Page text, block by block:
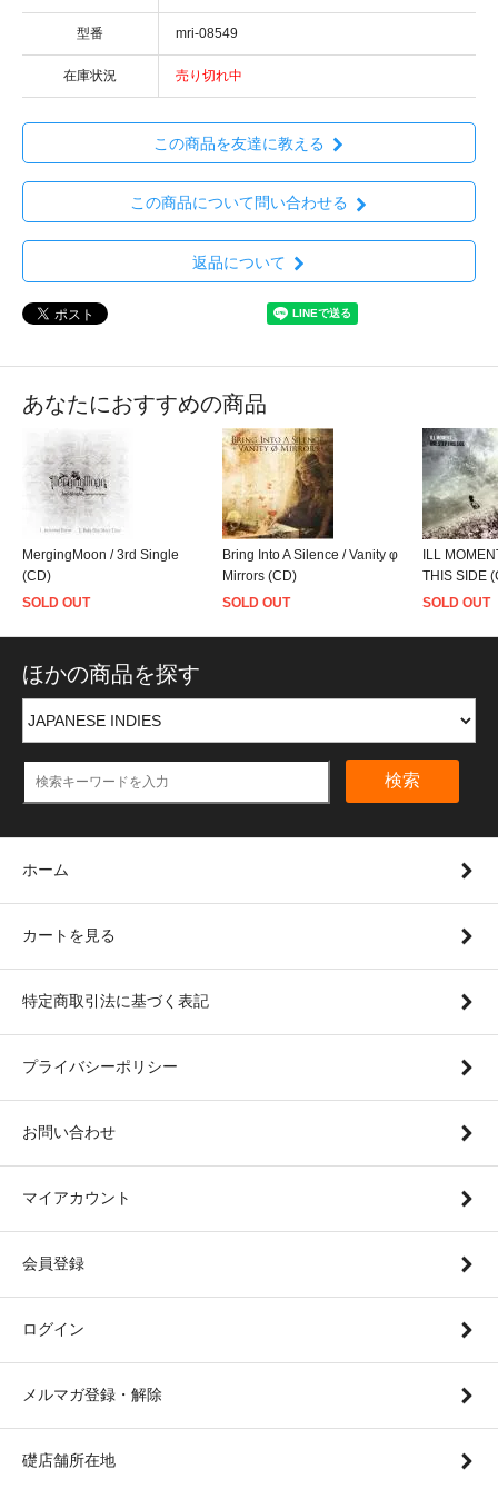
型番 mri-08549
在庫状況 売り切れ中
この商品を友達に教える
この商品について問い合わせる
返品について
あなたにおすすめの商品
MergingMoon / 3rd Single
(CD)
SOLD OUT
Bring Into A Silence / Vanity φ
Mirrors (CD)
SOLD OUT
ILL
THIS SIDE
SOLD OUT
ほかの商品を探す
検索
ホーム
カートを見る
特定商取引法に基づく表記
プライバシーポリシー
お問い合わせ
マイアカウント
会員登録
ログイン
メルマガ登録・解除
礎店舗所在地